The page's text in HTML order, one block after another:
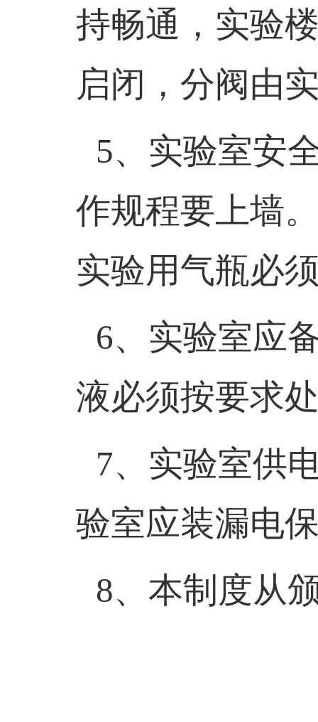
持畅通，实验
启闭，分阀由
5、实验室安
作规程要上墙
实验用气瓶必
6、实验室应
液必须按要求
7、实验室供
验室应装漏电
8、本制度从